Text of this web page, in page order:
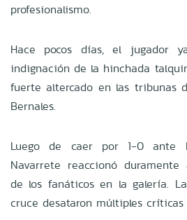
profesionalismo.
Hace pocos días, el jugador
indignación de la hinchada
fuerte altercado en las tribunas
Bernales.
Luego de caer por 1-0 ante
Navarrete reaccionó
de los fanáticos en la galería.
cruce desataron múltiples críticas